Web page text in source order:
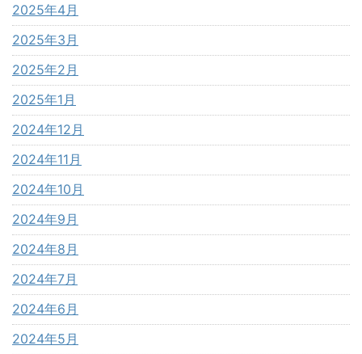
2025年4月
2025年3月
2025年2月
2025年1月
2024年12月
2024年11月
2024年10月
2024年9月
2024年8月
2024年7月
2024年6月
2024年5月